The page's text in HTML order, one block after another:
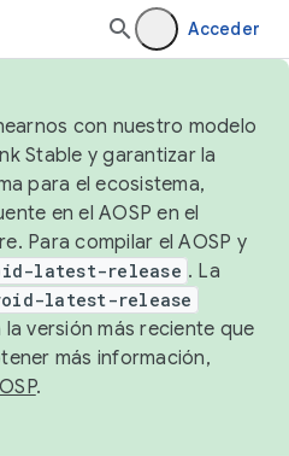
Acceder
con nuestro modelo
Stable y garantizar la
para el ecosistema,
en el AOSP en el
Para compilar el AOSP y
latest-release . La
latest-release
versión más reciente que
más información,
.